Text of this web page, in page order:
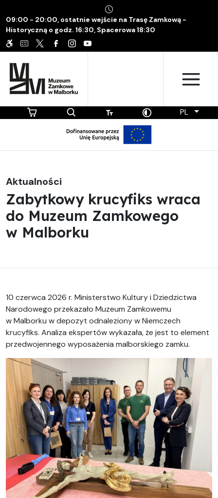
09:00 - 20:00, ostatnie wejście na Trasę Zamkową -
Historyczną o godz. 16:30, Spacerowa 18:30
PL
Aktualności
Zabytkowy krucyfiks wraca
do Muzeum Zamkowego
w Malborku
10 czerwca 2026 r. Ministerstwo Kultury i Dziedzictwa
Narodowego przekazało Muzeum Zamkowemu
w Malborku w depozyt odnaleziony w Niemczech
krucyfiks. Analiza ekspertów wykazała, że jest to element
przedwojennego wyposażenia malborskiego zamku.